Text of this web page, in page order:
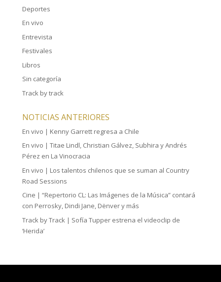
Deportes
En vivo
Entrevista
Festivales
Libros
Sin categoría
Track by track
NOTICIAS ANTERIORES
En vivo | Kenny Garrett regresa a Chile
En vivo | Titae Lindl, Christian Gálvez, Subhira y Andrés
Pérez en La Vinocracia
En vivo | Los talentos chilenos que se suman al Country
Road Sessions
Cine | “Repertorio CL: Las Imágenes de la Música” contará
con Perrosky, Dindi Jane, Dënver y más
Track by Track | Sofía Tupper estrena el videoclip de
‘Herida’